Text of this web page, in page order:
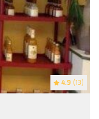
4.9 (13)